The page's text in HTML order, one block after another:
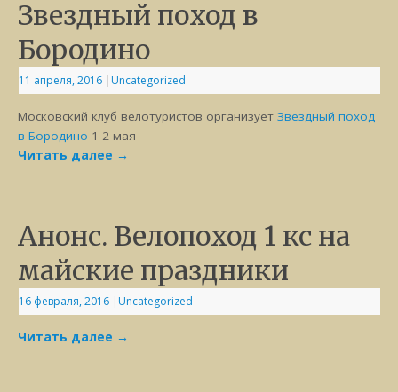
Звездный поход в
Бородино
11 апреля, 2016 | Uncategorized
Московский клуб велотуристов организуетЗвездный поход
в Бородино 1-2 мая
Читать далее →
Анонс. Велопоход 1 кс на
майские праздники
16 февраля, 2016 | Uncategorized
Читать далее →